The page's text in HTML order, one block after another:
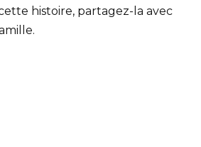
histoire, partagez-la avec